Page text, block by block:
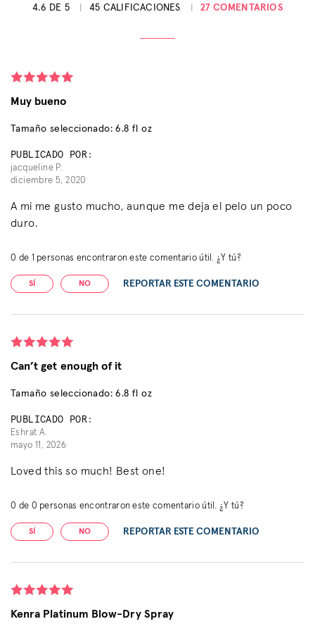
4.6 DE 5 45 CALIFICACIONES 27 COMENTARIOS
Muy bueno
Tamaño seleccionado: 6.8 fl oz
PUBLICADO POR:
jacqueline P.
diciembre 5, 2020
A mi me gusto mucho, aunque me deja el pelo un poco
duro.
0 de 1 personas encontraron este comentario útil. ¿Y tú?
SÍ NO REPORTAR ESTE COMENTARIO
Can’t get enough of it
Tamaño seleccionado: 6.8 fl oz
PUBLICADO POR:
Eshrat A.
mayo 11, 2026
Loved this so much! Best one!
0 de 0 personas encontraron este comentario útil. ¿Y tú?
SÍ NO REPORTAR ESTE COMENTARIO
Kenra Platinum Blow-Dry Spray